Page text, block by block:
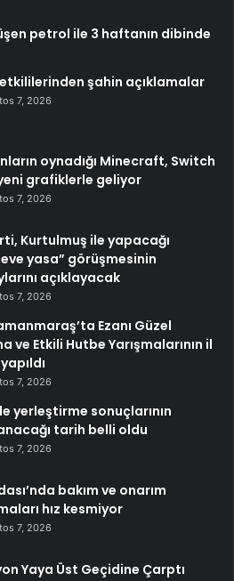
petrol ile 3 haftanın dibinde
şahin açıklamalar
7, 2026
oynadığı Minecraft, Switch
grafiklerle geliyor
7, 2026
Kurtulmuş ile yapacağı
yasa” görüşmesinin
açıklayacak
7, 2026
Ezanı Güzel
ve Etkili Hutbe Yarışmalarının il
7, 2026
yerleştirme sonuçlarının
tarih belli oldu
7, 2026
bakım ve onarım
hız kesmiyor
7, 2026
Yaya Üst Geçidine Çarptı